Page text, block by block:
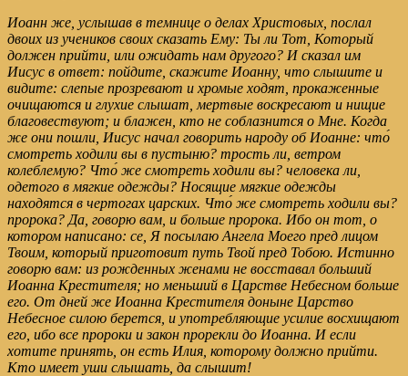
Иоанн же, услышав в темнице о делах Христовых, послал
двоих из учеников своих сказать Ему: Ты ли Тот, Который
должен прийти, или ожидать нам другого? И сказал им
Иисус в ответ: пойдите, скажите Иоанну, что слышите и
видите: слепые прозревают и хромые ходят, прокаженные
очищаются и глухие слышат, мертвые воскресают и нищие
благовествуют; и блажен, кто не соблазнится о Мне. Когда
же они пошли, Иисус начал говорить народу об Иоанне: что́
смотреть ходили вы в пустыню? трость ли, ветром
колеблемую? Что́ же смотреть ходили вы? человека ли,
одетого в мягкие одежды? Носящие мягкие одежды
находятся в чертогах царских. Что́ же смотреть ходили вы?
пророка? Да, говорю вам, и больше пророка. Ибо он тот, о
котором написано: се, Я посылаю Ангела Моего пред лицом
Твоим, который приготовит путь Твой пред Тобою. Истинно
говорю вам: из рожденных женами не восставал больший
Иоанна Крестителя; но меньший в Царстве Небесном больше
его. От дней же Иоанна Крестителя доныне Царство
Небесное силою берется, и употребляющие усилие восхищают
его, ибо все пророки и закон прорекли до Иоанна. И если
хотите принять, он есть Илия, которому должно прийти.
Кто имеет уши слышать, да слышит!